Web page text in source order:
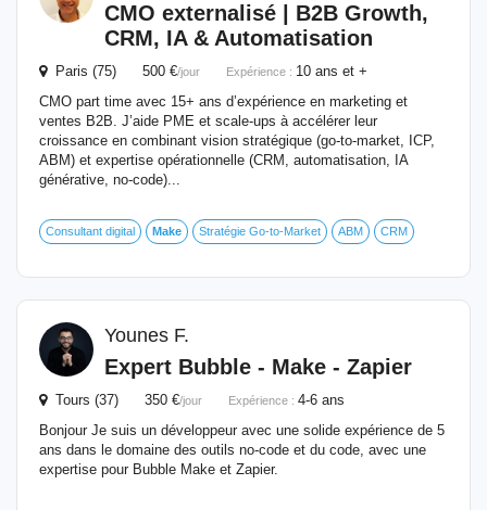
CMO externalisé | B2B Growth,
CRM, IA & Automatisation
Paris (75) 500 €/jour Expérience : 10 ans et +
CMO part time avec 15+ ans d’expérience en marketing et
ventes B2B. J’aide PME et scale-ups à accélérer leur
croissance en combinant vision stratégique (go-to-market, ICP,
ABM) et expertise opérationnelle (CRM, automatisation, IA
générative, no-code)...
Consultant digital Make Stratégie Go-to-Market ABM CRM
Younes F.
Expert Bubble - Make - Zapier
Tours (37) 350 €/jour Expérience : 4-6 ans
Bonjour Je suis un développeur avec une solide expérience de 5
ans dans le domaine des outils no-code et du code, avec une
expertise pour Bubble Make et Zapier.